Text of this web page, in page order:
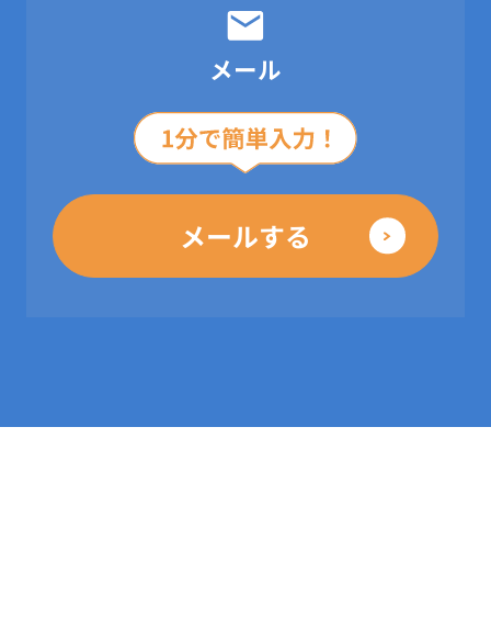
メール
メールする